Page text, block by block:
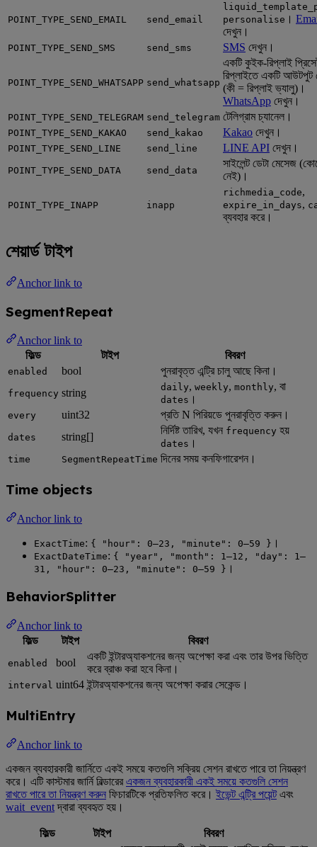
POINT_TYPE_SEND_EMAIL send_email
personalise ।
দেখুন।
POINT_TYPE_SEND_SMS send_sms SMS দেখুন।
POINT_TYPE_SEND_WHATSAPP send_whatsapp
একটি কুইক-রিপ্লাই
রিপ্লাইতে একটি আউটপুট
(কী = রিপ্লাই ভ্যালু)।
WhatsApp দেখুন।
POINT_TYPE_SEND_TELEGRAM send_telegram টেলিগ্রাম চ্যানেল।
POINT_TYPE_SEND_KAKAO send_kakao Kakao দেখুন।
POINT_TYPE_SEND_LINE send_line LINE API দেখুন।
POINT_TYPE_SEND_DATA send_data
সাইলেন্ট ডেটা মেসেজ
নেই)।
POINT_TYPE_INAPP inapp
richmedia_code,
expire_in_days,
ব্যবহার করে।
শেয়ার্ড টাইপ
Anchor link to
SegmentRepeat
Anchor link to
ফিল্ড
টাইপ বিবরণ
enabled bool পুনরাবৃত্ত এন্ট্রি চালু আছে কিনা।
frequency string daily, weekly, monthly, বা
dates ।
every uint32 প্রতি N পিরিয়ডে পুনরাবৃত্তি করুন।
dates string[]
নির্দিষ্ট তারিখ, যখন frequency হয়
dates ।
time SegmentRepeatTime দিনের সময় কনফিগারেশন।
Time objects
Anchor link to
ExactTime: { "hour": 0–23, "minute": 0–59 } ।
ExactDateTime: { "year", "month": 1–12, "day": 1–
31, "hour": 0–23, "minute": 0–59 } ।
BehaviorSplitter
Anchor link to
ফিল্ড
টাইপ বিবরণ
enabled bool
একটি ইন্টারঅ্যাকশনের জন্য অপেক্ষা করা এবং তার উপর ভিত্তি
করে ব্রাঞ্চ করা হবে কিনা।
interval uint64 ইন্টারঅ্যাকশনের জন্য অপেক্ষা করার সেকেন্ড।
MultiEntry
Anchor link to
একজন ব্যবহারকারী জার্নিতে একই সময়ে কতগুলি সক্রিয় সেশন রাখতে পারে তা নিয়ন্ত্রণ
করে। এটি কাস্টমার জার্নি বিল্ডারেরএকজন ব্যবহারকারী একই সময়ে কতগুলি সেশন
রাখতে পারে তা নিয়ন্ত্রণ করুন ফিচারটিকে প্রতিফলিত করে। ইভেন্ট এন্ট্রি পয়েন্টএবং
wait_eventদ্বারা ব্যবহৃত হয়।
ফিল্ড টাইপ
বিবরণ